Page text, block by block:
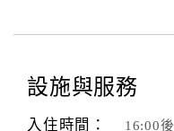
設施與服務
入住時間： 16:00後